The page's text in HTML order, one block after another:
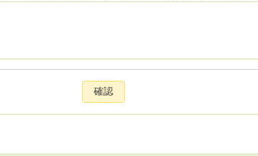
確認